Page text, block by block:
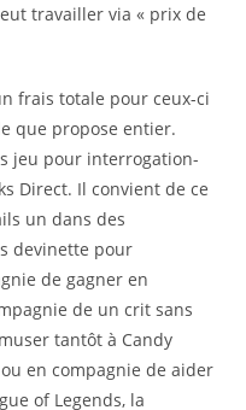
travailler via « prix de
frais totale pour ceux-ci
que propose entier.
jeu pour interrogation-
Direct. Il convient de ce
un dans des
devinette pour
de gagner en
de un crit sans
tantôt à Candy
en compagnie de aider
of Legends, la